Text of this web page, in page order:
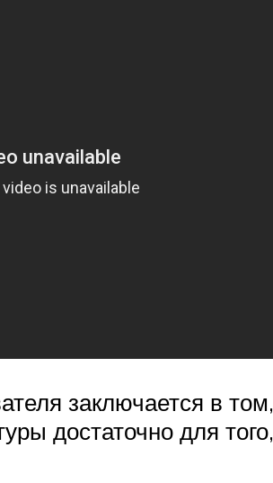
заключается в
достаточно для